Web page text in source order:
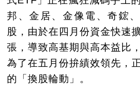
邦、金居、金像電、奇鋐
股，由於在四月份資金快速
張，導致高基期與高本益比
為了在五月份拚績效領先，
的「換股輪動」。